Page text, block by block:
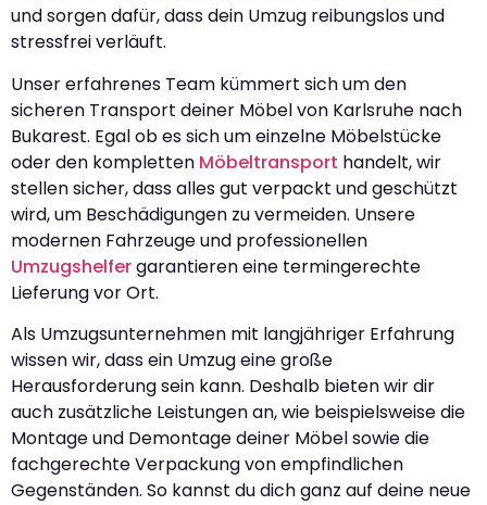
und sorgen dafür, dass dein Umzug reibungslos und
stressfrei verläuft.
Unser erfahrenes Team kümmert sich um den
sicheren Transport deiner Möbel von Karlsruhe nach
Bukarest. Egal ob es sich um einzelne Möbelstücke
oder den kompletten Möbeltransport handelt, wir
stellen sicher, dass alles gut verpackt und geschützt
wird, um Beschädigungen zu vermeiden. Unsere
modernen Fahrzeuge und professionellen
Umzugshelfergarantieren eine termingerechte
Lieferung vor Ort.
Als Umzugsunternehmen mit langjähriger Erfahrung
wissen wir, dass ein Umzug eine große
Herausforderung sein kann. Deshalb bieten wir dir
auch zusätzliche Leistungen an, wie beispielsweise die
Montage und Demontage deiner Möbel sowie die
fachgerechte Verpackung von empfindlichen
Gegenständen. So kannst du dich ganz auf deine neue